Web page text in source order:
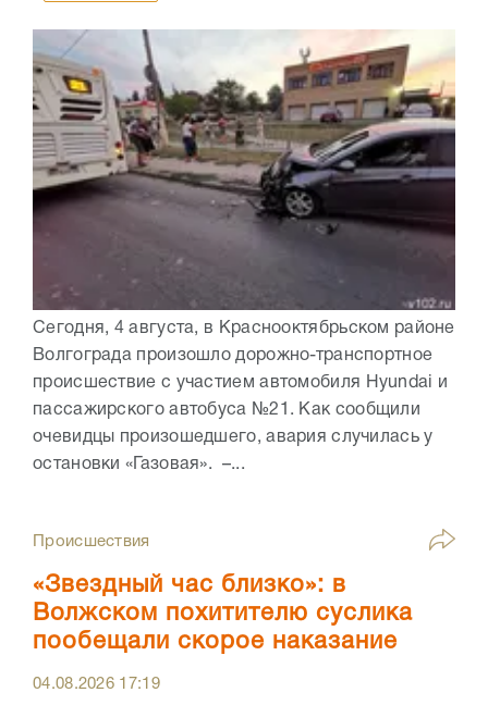
Сегодня, 4 августа, в Краснооктябрьском районе
Волгограда произошло дорожно-транспортное
происшествие с участием автомобиля Hyundai и
пассажирского автобуса №21. Как сообщили
очевидцы произошедшего, авария случилась у
остановки «Газовая». –...
Происшествия
«Звездный час близко»: в
Волжском похитителю суслика
пообещали скорое наказание
04.08.2026 17:19